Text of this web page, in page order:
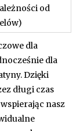
od
dla
dla
Dzięki
długi czas
nasz